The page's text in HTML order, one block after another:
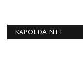
KAPOLDA NTT